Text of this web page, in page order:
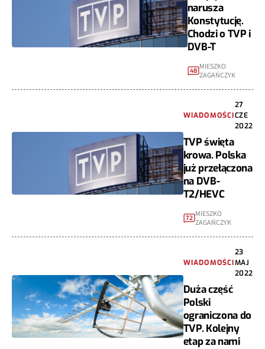
narusza
Konstytucję.
Chodzi o TVP i
DVB-T
48 MIESZKO
ZAGAŃCZYK
WIADOMOŚCI
27
CZE
2022
TVP święta
krowa. Polska
już przełączona
na DVB-
T2/HEVC
72 MIESZKO
ZAGAŃCZYK
WIADOMOŚCI
23
MAJ
2022
Duża część
Polski
ograniczona do
TVP. Kolejny
etap za nami